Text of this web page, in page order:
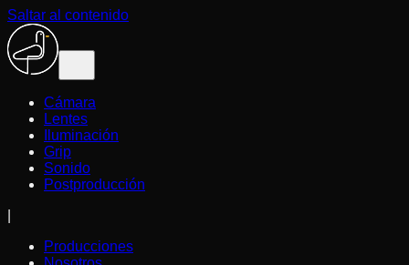
Saltar al contenido
Cámara
Lentes
Iluminación
Grip
Sonido
Postproducción
Producciones